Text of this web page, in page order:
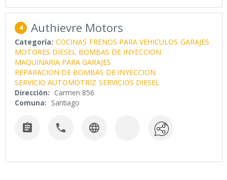
4 Authievre Motors
Categoría: COCINAS FRENOS PARA VEHICULOS GARAJES
MOTORES DIESEL BOMBAS DE INYECCION
MAQUINARIA PARA GARAJES
REPARACION DE BOMBAS DE INYECCION
SERVICIO AUTOMOTRIZ SERVICIOS DIESEL
Dirección: Carmen 856
Comuna: Santiago
  